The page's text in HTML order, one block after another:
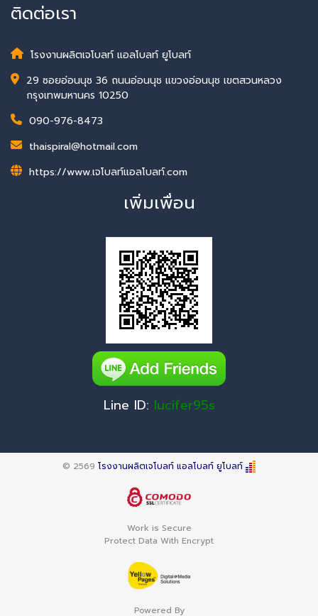
ติดต่อเรา
โรงงานผลิตเจโบลท์ แอลโบลท์ ยูโบลท์
29 ซอยอ่อนนุช 36 ถนนอ่อนนุช แขวงอ่อนนุช เขตสวนหลวง
กรุงเทพมหานคร 10250
090-976-8473
thaispiral@hotmail.com
https://www.เจโบลท์แอลโบลท์.com
เพิ่มเพื่อน
Line ID: lucifer95s
© 2569 โรงงานผลิตเจโบลท์ แอลโบลท์ ยูโบลท์
Work is Secure
Protect Data With Encrypt
Powered By